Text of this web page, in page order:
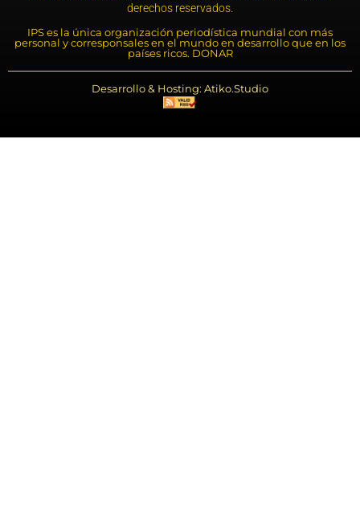
derechos reservados.
IPS es la única organización periodística mundial con más
personal y corresponsales en el mundo en desarrollo que en los
países ricos. DONAR
Desarrollo & Hosting: Atiko.Studio